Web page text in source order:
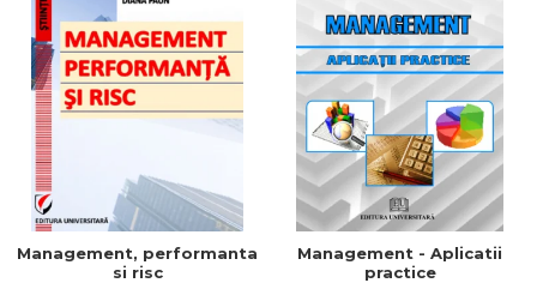
Management, performanta
si risc
Management - Aplicatii
practice